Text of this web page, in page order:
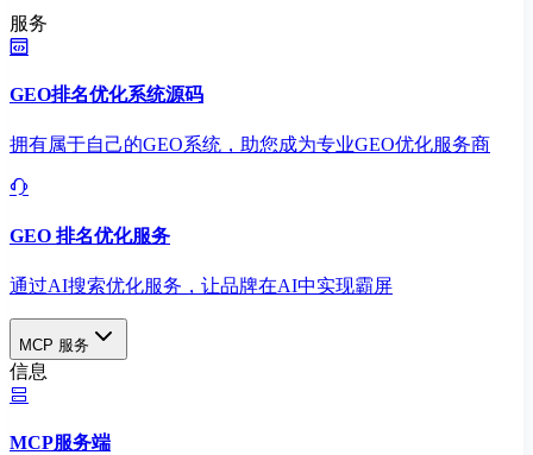
服务
GEO排名优化系统源码
拥有属于自己的GEO系统，助您成为专业GEO优化服务商
GEO 排名优化服务
通过AI搜索优化服务，让品牌在AI中实现霸屏
MCP 服务
信息
MCP服务端